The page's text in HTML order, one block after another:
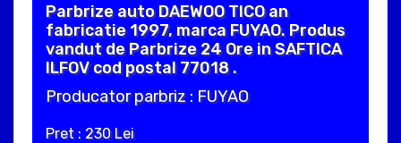
Parbrize auto DAEWOO TICO an
fabricatie 1997, marca FUYAO. Produs
vandut de Parbrize 24 Ore in SAFTICA
ILFOV cod postal 77018 .
Producator parbriz : FUYAO
Pret : 230 Lei